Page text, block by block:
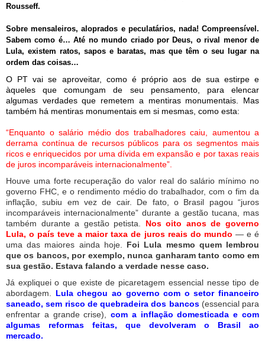
Rousseff.
Sobre mensaleiros, aloprados e peculatários, nada! Compreensível.
Sabem como é… Até no mundo criado por Deus, o rival menor de
Lula, existem ratos, sapos e baratas, mas que têm o seu lugar na
ordem das coisas…
O PT vai se aproveitar, como é próprio aos de sua estirpe e
àqueles que comungam de seu pensamento, para elencar
algumas verdades que remetem a mentiras monumentais. Mas
também há mentiras monumentais em si mesmas, como esta:
“Enquanto o salário médio dos trabalhadores caiu, aumentou a
derrama contínua de recursos públicos para os segmentos mais
ricos e enriquecidos por uma dívida em expansão e por taxas reais
de juros incomparáveis internacionalmente”.
Houve uma forte recuperação do valor real do salário mínimo no
governo FHC, e o rendimento médio do trabalhador, com o fim da
inflação, subiu em vez de cair. De fato, o Brasil pagou “juros
incomparáveis internacionalmente” durante a gestão tucana, mas
também durante a gestão petista. Nos oito anos de governo
Lula, o país teve a maior taxa de juros reais do mundo — e é
uma das maiores ainda hoje. Foi Lula mesmo quem lembrou
que os bancos, por exemplo, nunca ganharam tanto como em
sua gestão. Estava falando a verdade nesse caso.
Já expliquei o que existe de picaretagem essencial nesse tipo de
abordagem.
Lula chegou ao governo com o setor financeiro
saneado, sem risco de quebradeira dos bancos (essencial para
enfrentar a grande crise),com a inflação domesticada e com
algumas reformas feitas, que devolveram o Brasil ao
mercado.